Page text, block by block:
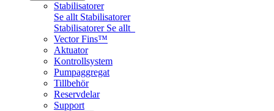
Stabilisatorer
Se allt Stabilisatorer
Stabilisatorer Se allt
Vector Fins™
Aktuator
Kontrollsystem
Pumpaggregat
Tillbehör
Reservdelar
Support